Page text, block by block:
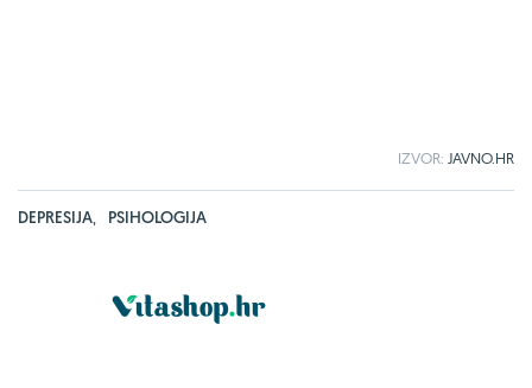
IZVOR: JAVNO.HR
DEPRESIJA, PSIHOLOGIJA